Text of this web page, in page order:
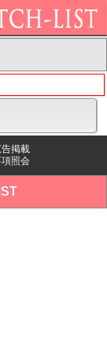
告掲載
照会